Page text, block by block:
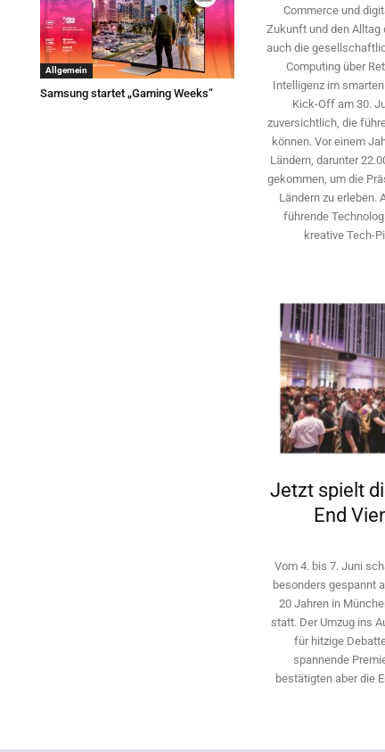
Allgemein
Samsung startet „Gaming Weeks“
Commerce und
Zukunft und den Alltag
auch die
Computing über
Intelligenz im
Kick-Off am 30.
zuversichtlich, die
können. Vor einem
Ländern, ­darunter
gekommen, um die
Ländern zu erleben.
führende
kreative Tech-
Jetzt spielt
End
Vom 4. bis 7. Juni
besonders gespannt
20 Jahren in
statt. Der Umzug ins
für hitzige
spannende
bestätigten aber die